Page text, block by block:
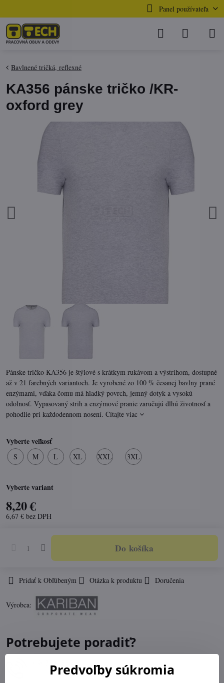
Panel používateľa
Bavlnené tričká, reflexné
KA356 pánske tričko /KR-
oxford grey
Pánske tričko KA356 je štýlové s krátkym rukávom a výstrihom, dostupné
až v 21 farebných variantoch. Je vyrobené zo 100 % česanej bavlny prané
enzýmami, vďaka čomu má hladký povrch, jemný dotyk a vysokú
odolnosť. Vypasovaný strih a enzýmové pranie zaručujú dlhú životnosť a
pohodlie pri každodennom nosení. Čítajte viac
Vyberte veľkosť
S M L XL XXL 3XL
Vyberte variant
8,20 €
6,67 € bez DPH
Do košíka
Pridať k Obľúbeným Otázka k produktu Doručenia
Výrobca:
Potrebujete poradiť?
0903547859
Po-Pia 07:30-16:00
Predvoľby súkromia